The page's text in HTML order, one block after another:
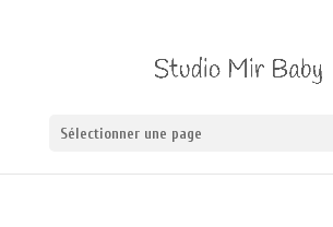
Sélectionner une page